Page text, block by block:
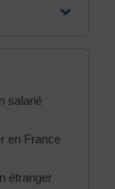
salarié
en France
étranger